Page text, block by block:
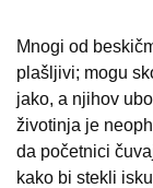
Mnogi od
plašljivi; mogu
jako, a njihov
životinja je
da početnici
kako bi stekli